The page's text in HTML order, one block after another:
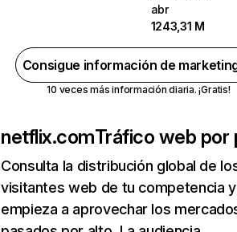
abr
1243,31 M
Consigue información de
10 veces más información diaria. ¡Gratis!
netflix.comTráfico web por
Consulta la distribución global de
visitantes web de tu competencia y
empieza a aprovechar los